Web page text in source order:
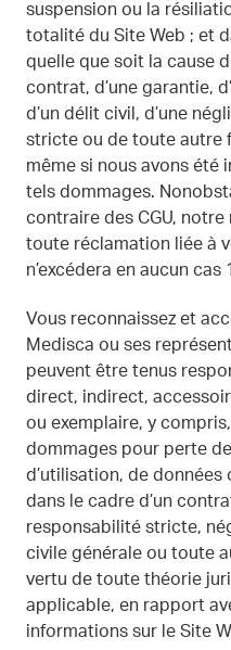
suspension ou la
totalité du Site Web ; et
quelle que soit la cause
contrat, d’une garantie,
d’un délit civil, d’une
stricte ou de toute autre
même si nous avons été
tels dommages.
contraire des CGU,
toute réclamation liée à
n’excédera en aucun cas
Vous reconnaissez et
Medisca ou ses
peuvent être tenus
direct, indirect,
ou exemplaire, y
dommages pour perte
d’utilisation, de
dans le cadre d’un
responsabilité stricte,
civile générale ou toute
vertu de toute théorie
applicable, en rapport
informations sur le Site